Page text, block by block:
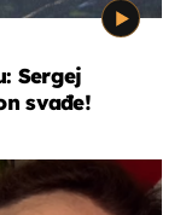
Sergej
svađe!